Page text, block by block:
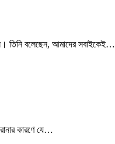
তিনি বলেছেন, আমাদের সবাইকেই…
কারণে যে…